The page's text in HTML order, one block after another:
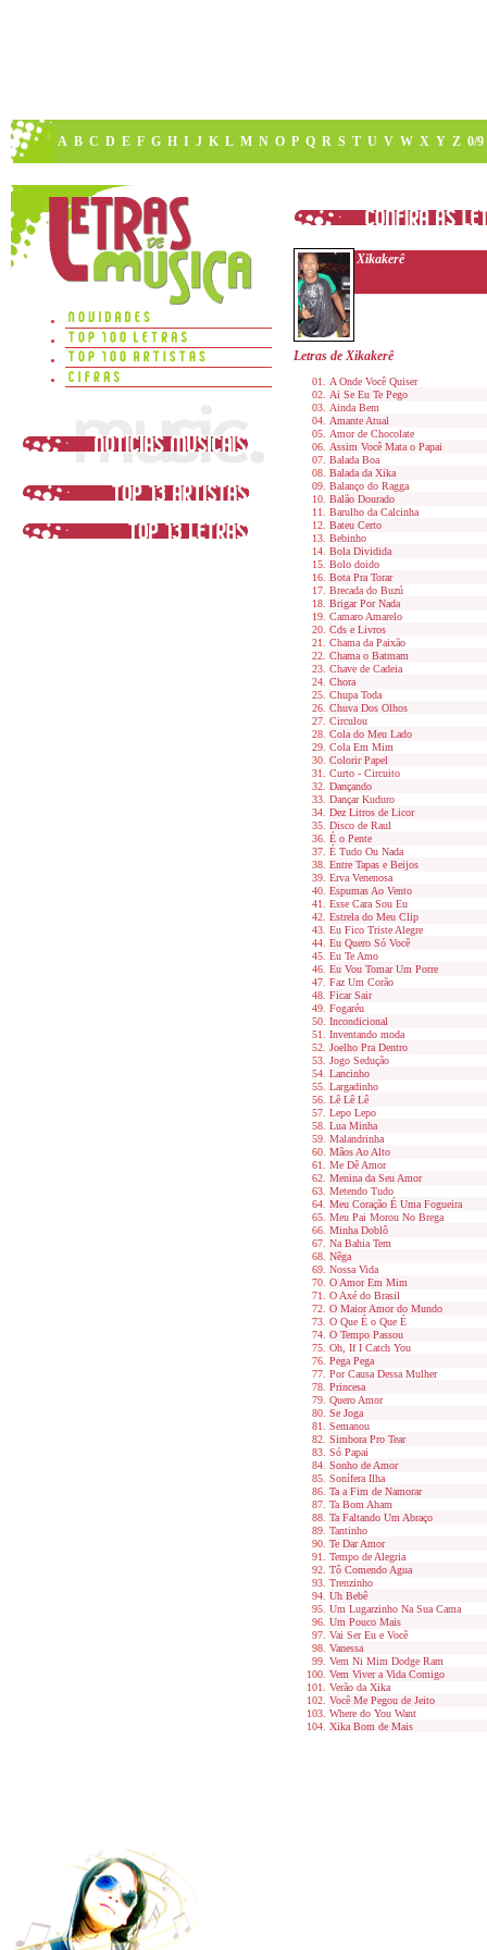
A B C D E F G H I J K L M N O P Q R S T U V W X Y Z 0/9
Xikakerê
Letras de Xikakerê
A Onde Você Quiser
Ai Se Eu Te Pego
Ainda Bem
Amante Atual
Amor de Chocolate
Assim Você Mata o Papai
Balada Boa
Balada da Xika
Balanço do Ragga
Balão Dourado
Barulho da Calcinha
Bateu Certo
Bebinho
Bola Dividida
Bolo doido
Bota Pra Torar
Brecada do Buzú
Brigar Por Nada
Camaro Amarelo
Cds e Livros
Chama da Paixão
Chama o Batmam
Chave de Cadeia
Chora
Chupa Toda
Chuva Dos Olhos
Circulou
Cola do Meu Lado
Cola Em Mim
Colorir Papel
Curto - Circuito
Dançando
Dançar Kuduro
Dez Litros de Licor
Disco de Raul
É o Pente
É Tudo Ou Nada
Entre Tapas e Beijos
Erva Venenosa
Espumas Ao Vento
Esse Cara Sou Eu
Estrela do Meu Clip
Eu Fico Triste Alegre
Eu Quero Só Você
Eu Te Amo
Eu Vou Tomar Um Porre
Faz Um Corão
Ficar Sair
Fogaréu
Incondicional
Inventando moda
Joelho Pra Dentro
Jogo Sedução
Lancinho
Largadinho
Lê Lê Lê
Lepo Lepo
Lua Minha
Malandrinha
Mãos Ao Alto
Me Dê Amor
Menina da Seu Amor
Metendo Tudo
Meu Coração É Uma Fogueira
Meu Pai Morou No Brega
Minha Doblô
Na Bahia Tem
Nêga
Nossa Vida
O Amor Em Mim
O Axé do Brasil
O Maior Amor do Mundo
O Que É o Que É
O Tempo Passou
Oh, If I Catch You
Pega Pega
Por Causa Dessa Mulher
Princesa
Quero Amor
Se Joga
Semanou
Simbora Pro Tear
Só Papai
Sonho de Amor
Sonífera Ilha
Ta a Fim de Namorar
Ta Bom Aham
Ta Faltando Um Abraço
Tantinho
Te Dar Amor
Tempo de Alegria
Tô Comendo Agua
Trenzinho
Uh Bebê
Um Lugarzinho Na Sua Cama
Um Pouco Mais
Vai Ser Eu e Você
Vanessa
Vem Ni Mim Dodge Ram
Vem Viver a Vida Comigo
Verão da Xika
Você Me Pegou de Jeito
Where do You Want
Xika Bom de Mais